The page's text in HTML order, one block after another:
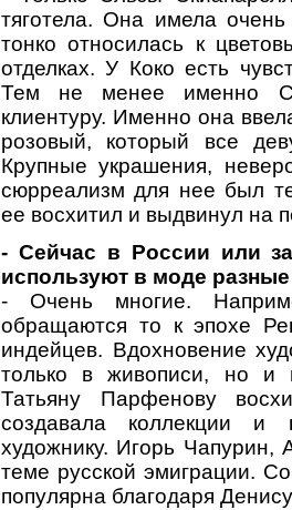
тяготела. Она имела
тонко относилась к
отделках. У Коко есть
Тем не менее именно
клиентуру. Именно она
розовый, который все
Крупные украшения,
сюрреализм для нее был
ее восхитил и выдвинул на
- Сейчас в России или
используют в моде
- Очень многие.
обращаются то к эпохе
индейцев. Вдохновение
только в живописи, но и
Татьяну Парфенову
создавала коллекции и
художнику. Игорь
теме русской эмиграции.
популярна благодаря